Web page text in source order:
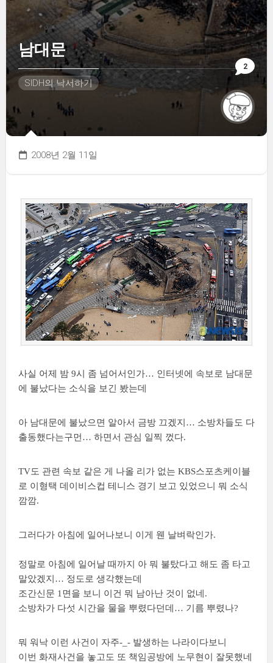
2
남대문
SIDH의 낙서하기
2008년 2월 11일
사실 어제 밤 9시 좀 넘어서인가… 인터넷에 속보로 남대문
에 불났다는 소식을 보긴 봤는데
아 남대문에 불났으면 알아서 금방 끄겠지… 소방차들도 다
출동했다는구먼… 하면서 관심 일찍 껐다.
TV도 관련 속보 같은 게 나올 리가 없는 KBS스포츠케이블
로 이형택 데이비스컵 테니스 경기 보고 있었으니 뭐 소식
깜깜.
그러다가 아침에 일어나보니 이게 웬 날벼락인가.
정말로 아침에 일어날 때까지 아 뭐 불탔다고 해도 좀 타고
말았겠지… 정도로 생각했는데
조간신문 1면을 보니 이건 뭐 남아난 것이 없네.
소방차가 다섯 시간을 물을 뿌렸다던데… 기름 뿌렸나?
뭐 워낙 이런 사건이 자주-_- 발생하는 나라이다보니
이번 화재사건을 놓고도 또 책임공방에 노무현이 잘못했네